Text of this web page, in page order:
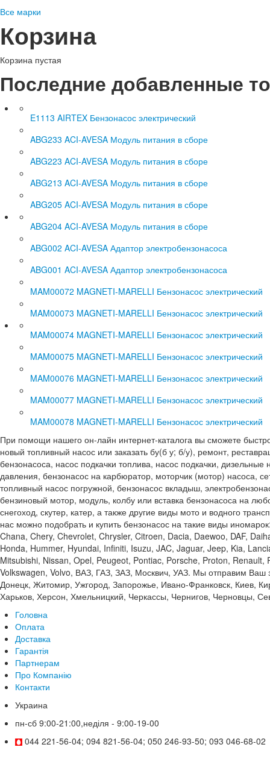
Все марки
Корзина
Корзина пустая
Последние добавленные
E1113 AIRTEX Бензонасос электрический
ABG233 ACI-AVESA Модуль питания в сборе
ABG223 ACI-AVESA Модуль питания в сборе
ABG213 ACI-AVESA Модуль питания в сборе
ABG205 ACI-AVESA Модуль питания в сборе
ABG204 ACI-AVESA Модуль питания в сборе
ABG002 ACI-AVESA Адаптор электробензонасоса
ABG001 ACI-AVESA Адаптор электробензонасоса
MAM00072 MAGNETI-MARELLI Бензонасос электрический
MAM00073 MAGNETI-MARELLI Бензонасос электрический
MAM00074 MAGNETI-MARELLI Бензонасос электрический
MAM00075 MAGNETI-MARELLI Бензонасос электрический
MAM00076 MAGNETI-MARELLI Бензонасос электрический
MAM00077 MAGNETI-MARELLI Бензонасос электрический
MAM00078 MAGNETI-MARELLI Бензонасос электрический
При помощи нашего он-лайн интернет-каталога вы сможете
новый топливный насос или заказать бу(б у; б/у), ремонт,
бензонасоса, насос подкачки топлива, насос подкачки,
давления, бензонасос на карбюратор, моторчик (мотор) насоса,
топливный насос погружной, бензонасос вкладыш,
бензиновый мотор, модуль, колбу или вставка бензонасоса на
снегоход, скутер, катер, а также другие виды мото и водного
нас можно подобрать и купить бензонасос на такие виды
Chana, Chery, Chevrolet, Chrysler, Citroen, Dacia, Daewoo, DAF,
Honda, Hummer, Hyundai, Infiniti, Isuzu, JAC, Jaguar, Jeep, Kia,
Mitsubishi, Nissan, Opel, Peugeot, Pontiac, Porsche, Proton,
Volkswagen, Volvo, ВАЗ, ГАЗ, ЗАЗ, Москвич, УАЗ. Мы отправим
Донецк, Житомир, Ужгород, Запорожье, Ивано-Франковск, Киев,
Харьков, Херсон, Хмельницкий, Черкассы, Чернигов, Черновцы,
Головна
Оплата
Доставка
Гарантія
Партнерам
Про Компанію
Контакти
Украина
пн-сб 9:00-21:00,неділя - 9:00-19-00
044 221-56-04; 094 821-56-04; 050 246-93-50; 093 046-68-02